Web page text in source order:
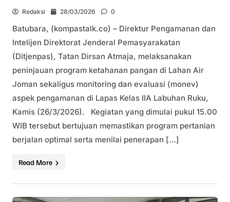
Redaksi 28/03/2026 0
Batubara, (kompastalk.co) – Direktur Pengamanan dan
Intelijen Direktorat Jenderal Pemasyarakatan
(Ditjenpas), Tatan Dirsan Atmaja, melaksanakan
peninjauan program ketahanan pangan di Lahan Air
Joman sekaligus monitoring dan evaluasi (monev)
aspek pengamanan di Lapas Kelas IIA Labuhan Ruku,
Kamis (26/3/2026). Kegiatan yang dimulai pukul 15.00
WIB tersebut bertujuan memastikan program pertanian
berjalan optimal serta menilai penerapan […]
Read More